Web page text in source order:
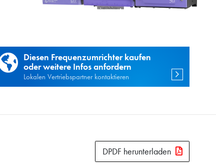
Diesen Frequenzumrichter kaufen
oder weitere Infos anfordern
Lokalen Vertriebspartner kontaktieren
DPDF herunterladen